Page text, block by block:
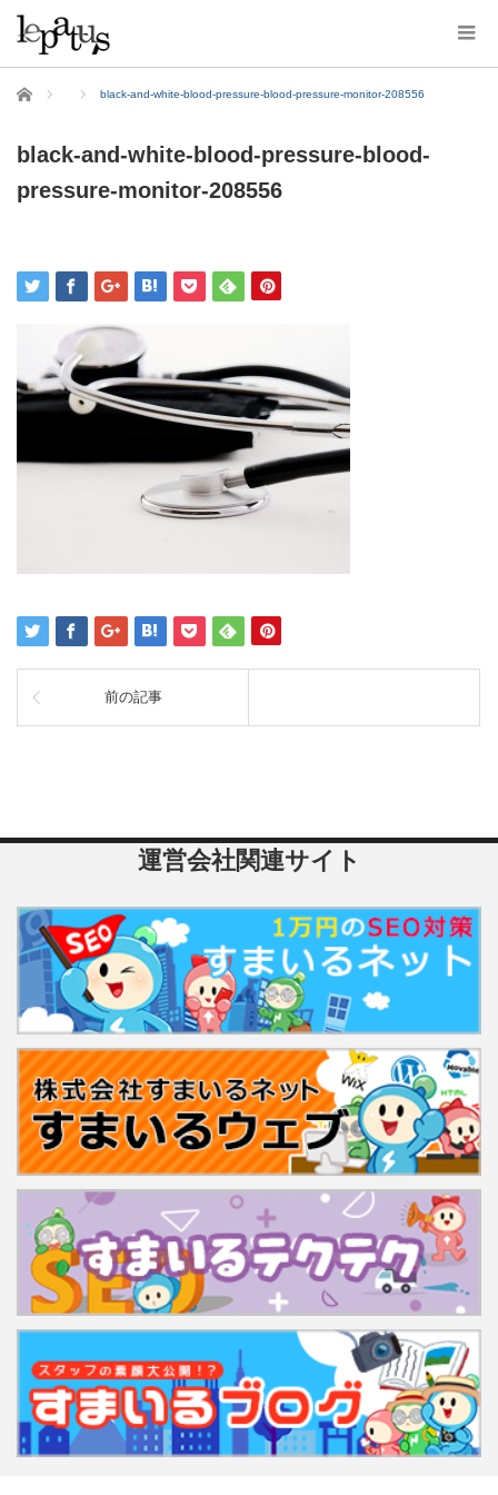
ホーム black-and-white-blood-pressure-blood-pressure-monitor-208556
black-and-white-blood-pressure-blood-
pressure-monitor-208556
前の記事
運営会社関連サイト